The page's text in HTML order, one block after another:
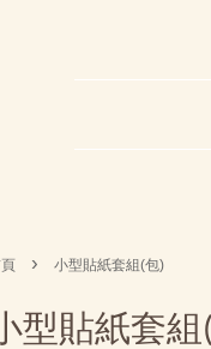
› 小型貼紙套組(包)
型貼紙套組